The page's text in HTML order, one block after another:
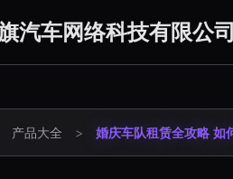
汽车网络科技有限公司
产品大全 > 婚庆车队租赁全攻略 如